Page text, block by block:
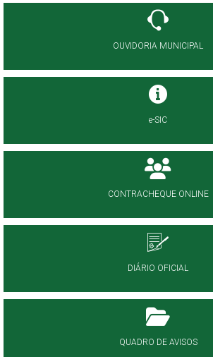
OUVIDORIA MUNICIPAL
e-SIC
CONTRACHEQUE ONLINE
DIÁRIO OFICIAL
QUADRO DE AVISOS